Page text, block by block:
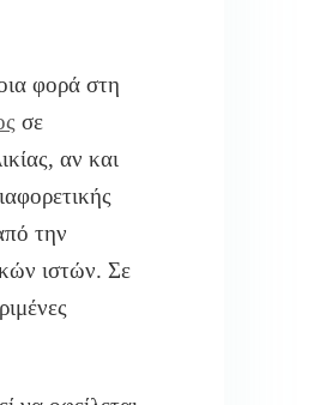
φορά στη
σε
αν και
την
ιστών. Σε